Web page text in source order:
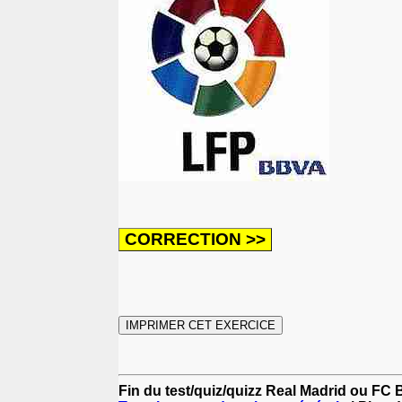
Fin du test/quiz/quizz Real Madrid ou FC